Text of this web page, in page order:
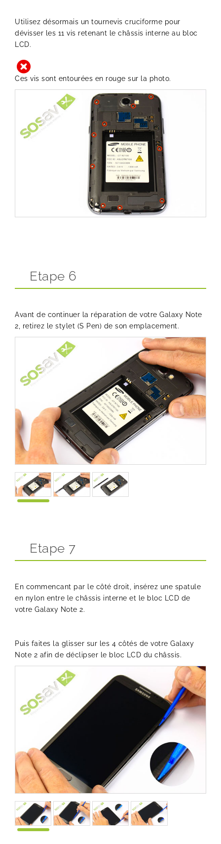
Utilisez désormais un tournevis cruciforme pour
dévisser les 11 vis retenant le châssis interne au bloc
LCD.
Ces vis sont entourées en rouge sur la photo.
Etape 6
Avant de continuer la réparation de votre Galaxy Note
2, retirez le stylet (S Pen) de son emplacement.
Etape 7
En commencant par le côté droit, insérez une spatule
en nylon entre le châssis interne et le bloc LCD de
votre Galaxy Note 2.
Puis faites la glisser sur les 4 côtés de votre Galaxy
Note 2 afin de déclipser le bloc LCD du châssis.